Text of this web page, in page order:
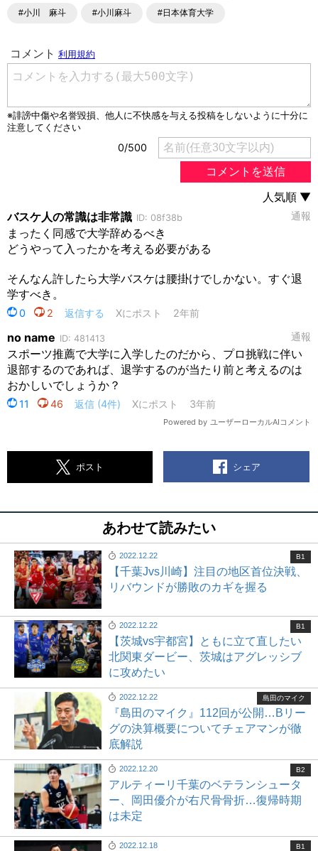
#小川 麻斗 #小川麻斗 #日本体育大学
ポスト シェア
あわせて読みたい
2022.12.22
【千葉Jvs川崎】注目の地区首位決戦、
リバウンドが勝敗のカギを握る
B1
2022.12.22
【茨城vs宇都宮】ともに立て直したい
北関東ダービー、茨城はアグレッシブ
に攻めたい
B1
2022.12.22
『島田のマイク』112回が公開…Bリー
グの決算概要についてチェアマンが徹
底解説
島田のマイク
2022.12.20
アルティーリ千葉のベテランシュータ
ー、岡田優介が右尺骨骨折…復帰時期
は未定
B2
2022.12.18 B1